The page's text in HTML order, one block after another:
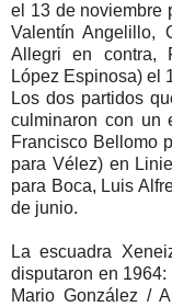
el 13 de noviembre
Valentín Angelillo,
Allegri en contra,
López Espinosa) el
Los dos partidos
culminaron con un
Francisco Bellomo
para Vélez) en
para Boca, Luis
de junio.
La escuadra
disputaron en
Mario González /